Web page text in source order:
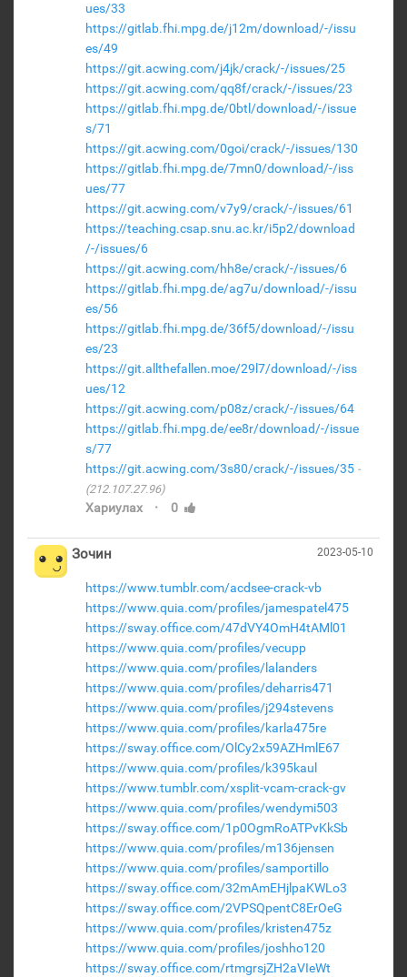
ues/33
https://gitlab.fhi.mpg.de/j12m/download/-/issu
es/49
https://git.acwing.com/j4jk/crack/-/issues/25
https://git.acwing.com/qq8f/crack/-/issues/23
https://gitlab.fhi.mpg.de/0btl/download/-/issue
s/71
https://git.acwing.com/0goi/crack/-/issues/130
https://gitlab.fhi.mpg.de/7mn0/download/-/iss
ues/77
https://git.acwing.com/v7y9/crack/-/issues/61
https://teaching.csap.snu.ac.kr/i5p2/download
/-/issues/6
https://git.acwing.com/hh8e/crack/-/issues/6
https://gitlab.fhi.mpg.de/ag7u/download/-/issu
es/56
https://gitlab.fhi.mpg.de/36f5/download/-/issu
es/23
https://git.allthefallen.moe/29l7/download/-/iss
ues/12
https://git.acwing.com/p08z/crack/-/issues/64
https://gitlab.fhi.mpg.de/ee8r/download/-/issue
s/77
https://git.acwing.com/3s80/crack/-/issues/35
(212.107.27.96)
Хариулах · 0
2023-05-10
Зочин
https://www.tumblr.com/acdsee-crack-vb
https://www.quia.com/profiles/jamespatel475
https://sway.office.com/47dVY4OmH4tAMl01
https://www.quia.com/profiles/vecupp
https://www.quia.com/profiles/lalanders
https://www.quia.com/profiles/deharris471
https://www.quia.com/profiles/j294stevens
https://www.quia.com/profiles/karla475re
https://sway.office.com/OlCy2x59AZHmlE67
https://www.quia.com/profiles/k395kaul
https://www.tumblr.com/xsplit-vcam-crack-gv
https://www.quia.com/profiles/wendymi503
https://sway.office.com/1p0OgmRoATPvKkSb
https://www.quia.com/profiles/m136jensen
https://www.quia.com/profiles/samportillo
https://sway.office.com/32mAmEHjlpaKWLo3
https://sway.office.com/2VPSQpentC8ErOeG
https://www.quia.com/profiles/kristen475z
https://www.quia.com/profiles/joshho120
https://sway.office.com/rtmgrsjZH2aVIeWt